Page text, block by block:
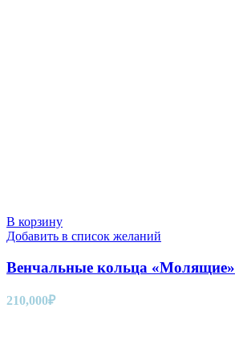
В корзину
Добавить в список желаний
Венчальные кольца «Молящие»
210,000₽